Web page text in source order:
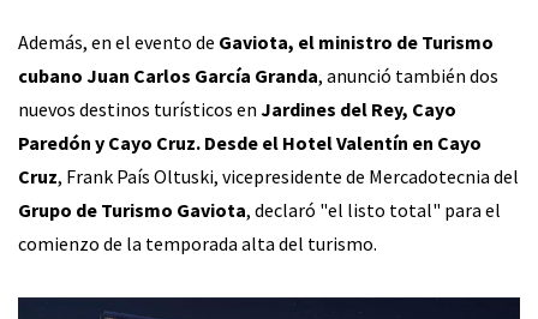
Además, en el evento de Gaviota, el ministro de Turismo
cubano Juan Carlos García Granda, anunció también dos
nuevos destinos turísticos en Jardines del Rey, Cayo
Paredón y Cayo Cruz. Desde el Hotel Valentín en Cayo
Cruz, Frank País Oltuski, vicepresidente de Mercadotecnia del
Grupo de Turismo Gaviota, declaró "el listo total" para el
comienzo de la temporada alta del turismo.